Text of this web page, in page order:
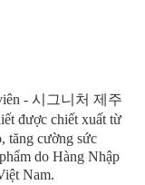
- 시그니처 제주
được chiết xuất từ
tăng cường sức
do Hàng Nhập
Nam.